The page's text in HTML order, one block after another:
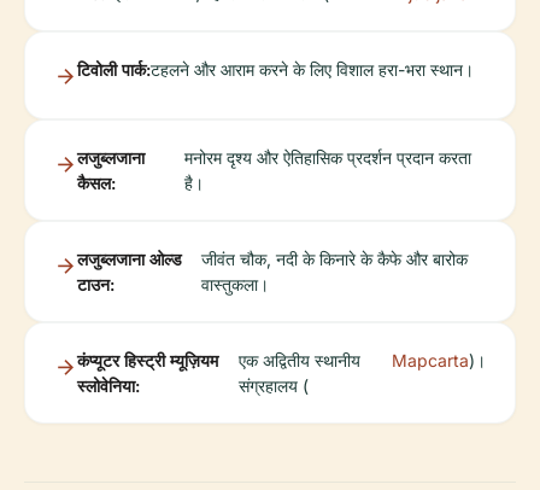
टिवोली पार्क:टहलने और आराम करने के लिए विशाल हरा-भरा स्थान।
लजुब्लजाना
कैसल:
मनोरम दृश्य और ऐतिहासिक प्रदर्शन प्रदान करता
है।
लजुब्लजाना ओल्ड
टाउन:
जीवंत चौक, नदी के किनारे के कैफे और बारोक
वास्तुकला।
कंप्यूटर हिस्ट्री म्यूज़ियम
स्लोवेनिया:
एक अद्वितीय स्थानीय
संग्रहालय (
Mapcarta)।